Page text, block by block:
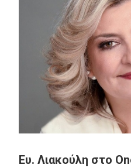
Ευ. Λιακούλη στο